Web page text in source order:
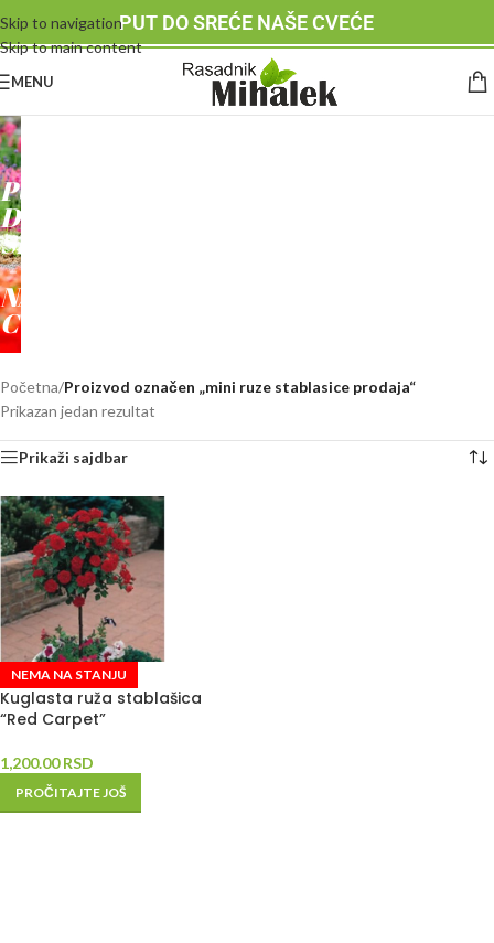
Skip to navigation
Skip to main content
PUT DO SREĆE NAŠE CVEĆE
MENU
RASADNIK
MIHALEK
PUT
DO
SREĆE
-
NAŠE
CVEĆE
Početna/Proizvod označen „mini ruze stablasice prodaja“
Prikazan jedan rezultat
Prikaži sajdbar
NEMA NA STANJU
Kuglasta ruža stablašica
“Red Carpet”
1,200.00RSD
PROČITAJTE JOŠ